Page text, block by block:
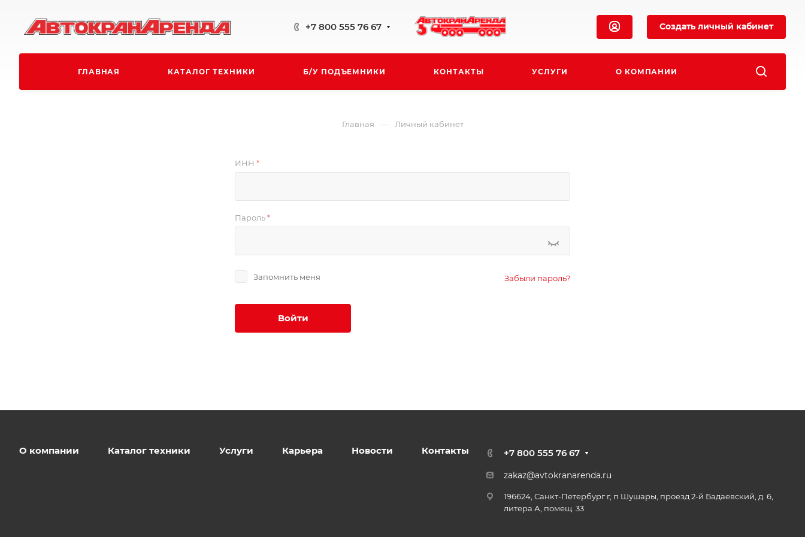
+7 800 555 76 67 Создать личный кабинет
ГЛАВНАЯ КАТАЛОГ ТЕХНИКИ Б/У ПОДЪЕМНИКИ КОНТАКТЫ УСЛУГИ О КОМПАНИИ
Главная — Личный кабинет
ИНН *
Пароль*
Запомнить меня Забыли пароль?
Войти
О компании Каталог техники Услуги Карьера Новости Контакты +7 800 555 76 67
zakaz@avtokranarenda.ru
196624, Санкт-Петербург г, п Шушары, проезд 2-й Бадаевский, д. 6,
литера А, помещ. 33